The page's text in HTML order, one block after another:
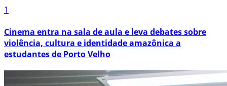
1
Cinema entra na sala de aula e leva debates sobre
violência, cultura e identidade amazônica a
estudantes de Porto Velho